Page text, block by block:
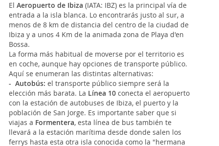
El Aeropuerto de Ibiza (IATA: IBZ) es la principal vía de
entrada a la isla blanca. Lo encontrarás justo al sur, a
menos de 8 km de distancia del centro de la ciudad de
Ibiza y a unos 4 Km de la animada zona de Playa d'en
Bossa.
La forma más habitual de moverse por el territorio es
en coche, aunque hay opciones de transporte público.
Aquí se enumeran las distintas alternativas:
- Autobús: el transporte público siempre será la
elección más barata. La Línea 10 conecta el aeropuerto
con la estación de autobuses de Ibiza, el puerto y la
población de San Jorge. Es importante saber que si
viajas a Formentera, esta línea de bus también te
llevará a la estación marítima desde donde salen los
ferrys hasta esta otra isla conocida como la "hermana